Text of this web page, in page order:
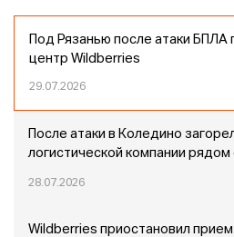
Под Рязанью после атаки БПЛА
центр Wildberries
29.07.2026
После атаки в Коледино
логистической компании рядом
28.07.2026
Wildberries приостановил прием